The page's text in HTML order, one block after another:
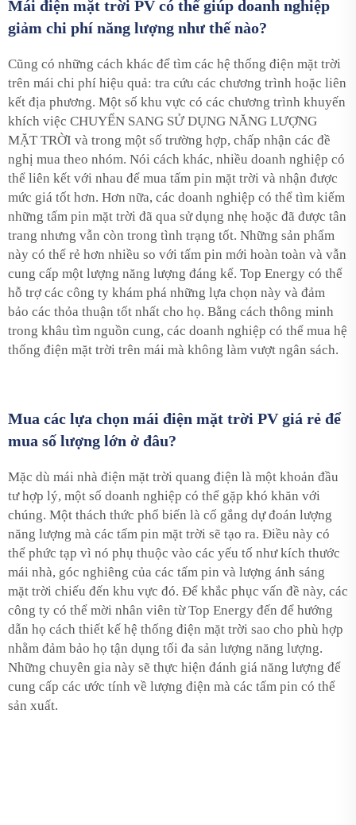
Mái điện mặt trời PV có thể giúp doanh nghiệp
giảm chi phí năng lượng như thế nào?
Cũng có những cách khác để tìm các hệ thống điện mặt trời
trên mái chi phí hiệu quả: tra cứu các chương trình hoặc liên
kết địa phương. Một số khu vực có các chương trình khuyến
khích việc CHUYỂN SANG SỬ DỤNG NĂNG LƯỢNG
MẶT TRỜI và trong một số trường hợp, chấp nhận các đề
nghị mua theo nhóm. Nói cách khác, nhiều doanh nghiệp có
thể liên kết với nhau để mua tấm pin mặt trời và nhận được
mức giá tốt hơn. Hơn nữa, các doanh nghiệp có thể tìm kiếm
những tấm pin mặt trời đã qua sử dụng nhẹ hoặc đã được tân
trang nhưng vẫn còn trong tình trạng tốt. Những sản phẩm
này có thể rẻ hơn nhiều so với tấm pin mới hoàn toàn và vẫn
cung cấp một lượng năng lượng đáng kể. Top Energy có thể
hỗ trợ các công ty khám phá những lựa chọn này và đảm
bảo các thỏa thuận tốt nhất cho họ. Bằng cách thông minh
trong khâu tìm nguồn cung, các doanh nghiệp có thể mua hệ
thống điện mặt trời trên mái mà không làm vượt ngân sách.
Mua các lựa chọn mái điện mặt trời PV giá rẻ để
mua số lượng lớn ở đâu?
Mặc dù mái nhà điện mặt trời quang điện là một khoản đầu
tư hợp lý, một số doanh nghiệp có thể gặp khó khăn với
chúng. Một thách thức phổ biến là cố gắng dự đoán lượng
năng lượng mà các tấm pin mặt trời sẽ tạo ra. Điều này có
thể phức tạp vì nó phụ thuộc vào các yếu tố như kích thước
mái nhà, góc nghiêng của các tấm pin và lượng ánh sáng
mặt trời chiếu đến khu vực đó. Để khắc phục vấn đề này, các
công ty có thể mời nhân viên từ Top Energy đến để hướng
dẫn họ cách thiết kế hệ thống điện mặt trời sao cho phù hợp
nhằm đảm bảo họ tận dụng tối đa sản lượng năng lượng.
Những chuyên gia này sẽ thực hiện đánh giá năng lượng để
cung cấp các ước tính về lượng điện mà các tấm pin có thể
sản xuất.